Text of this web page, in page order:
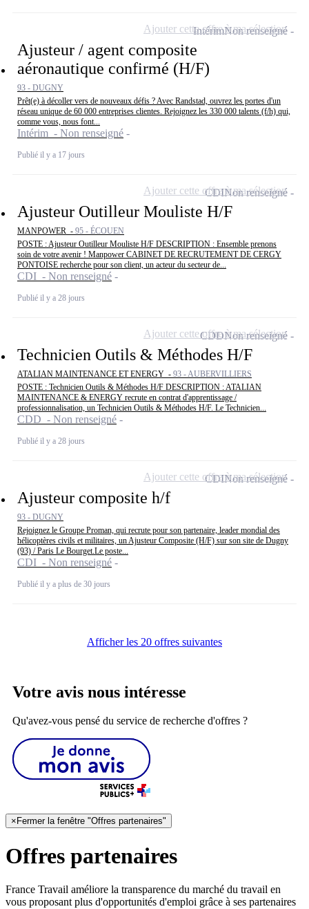
Ajusteur / agent composite
aéronautique confirmé (H/F)
93 - DUGNY
Prêt(e) à décoller vers de nouveaux défis ? Avec Randstad, ouvrez les portes d'un
réseau unique de 60 000 entreprises clientes. Rejoignez les 330 000 talents (f/h) qui,
comme vous, nous font...
Intérim - Non renseigné
Publié il y a 17 jours
IntérimNon renseigné
Ajouter cette offre à ma sélection
Ajusteur Outilleur Mouliste H/F
MANPOWER - 95 - ÉCOUEN
POSTE : Ajusteur Outilleur Mouliste H/F DESCRIPTION : Ensemble prenons
soin de votre avenir ! Manpower CABINET DE RECRUTEMENT DE CERGY
PONTOISE recherche pour son client, un acteur du secteur de...
CDI - Non renseigné
Publié il y a 28 jours
CDINon renseigné
Ajouter cette offre à ma sélection
Technicien Outils & Méthodes H/F
ATALIAN MAINTENANCE ET ENERGY - 93 - AUBERVILLIERS
POSTE : Technicien Outils & Méthodes H/F DESCRIPTION : ATALIAN
MAINTENANCE & ENERGY recrute en contrat d'apprentissage /
professionnalisation, un Technicien Outils & Méthodes H/F. Le Technicien...
CDD - Non renseigné
Publié il y a 28 jours
CDDNon renseigné
Ajouter cette offre à ma sélection
Ajusteur composite h/f
93 - DUGNY
Rejoignez le Groupe Proman, qui recrute pour son partenaire, leader mondial des
hélicoptères civils et militaires, un Ajusteur Composite (H/F) sur son site de Dugny
(93) / Paris Le Bourget.Le poste...
CDI - Non renseigné
Publié il y a plus de 30 jours
CDINon renseigné
Ajouter cette offre à ma sélection
Afficher les 20 offres suivantes
Votre avis nous intéresse
Qu'avez-vous pensé du service de recherche d'offres ?
× Fermer la fenêtre "Offres partenaires"
Offres partenaires
France Travail améliore la transparence du marché du travail en
vous proposant plus d'opportunités d'emploi grâce à ses partenaires